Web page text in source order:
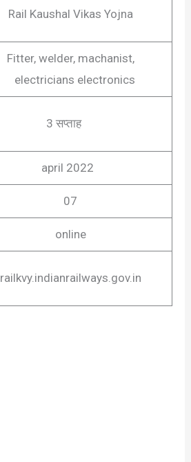
Rail Kaushal Vikas Yojna
Fitter, welder, machanist,
electricians electronics
3 सप्ताह
april 2022
07
online
railkvy.indianrailways.gov.in